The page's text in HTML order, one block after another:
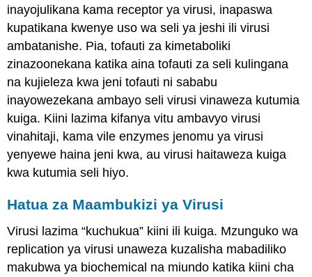
inayojulikana kama receptor ya virusi, inapaswa
kupatikana kwenye uso wa seli ya jeshi ili virusi
ambatanishe. Pia, tofauti za kimetaboliki
zinazoonekana katika aina tofauti za seli kulingana
na kujieleza kwa jeni tofauti ni sababu
inayowezekana ambayo seli virusi vinaweza kutumia
kuiga. Kiini lazima kifanya vitu ambavyo virusi
vinahitaji, kama vile enzymes jenomu ya virusi
yenyewe haina jeni kwa, au virusi haitaweza kuiga
kwa kutumia seli hiyo.
Hatua za Maambukizi ya Virusi
Virusi lazima “kuchukua” kiini ili kuiga. Mzunguko wa
replication ya virusi unaweza kuzalisha mabadiliko
makubwa ya biochemical na miundo katika kiini cha